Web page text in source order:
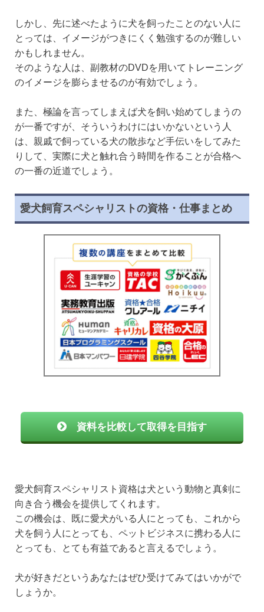
しかし、先に述べたように犬を飼ったことのない人に
とっては、イメージがつきにくく勉強するのが難しい
かもしれません。
そのような人は、副教材のDVDを用いてトレーニング
のイメージを膨らませるのが有効でしょう。
また、極論を言ってしまえば犬を飼い始めてしまうの
が一番ですが、そういうわけにはいかないという人
は、親戚で飼っている犬の散歩など手伝いをしてみた
りして、実際に犬と触れ合う時間を作ることが合格へ
の一番の近道でしょう。
愛犬飼育スペシャリストの資格・仕事まとめ
資料を比較して取得を目指す
愛犬飼育スペシャリスト資格は犬という動物と真剣に
向き合う機会を提供してくれます。
この機会は、既に愛犬がいる人にとっても、これから
犬を飼う人にとっても、ペットビジネスに携わる人に
とっても、とても有益であると言えるでしょう。
犬が好きだというあなたはぜひ受けてみてはいかがで
しょうか。